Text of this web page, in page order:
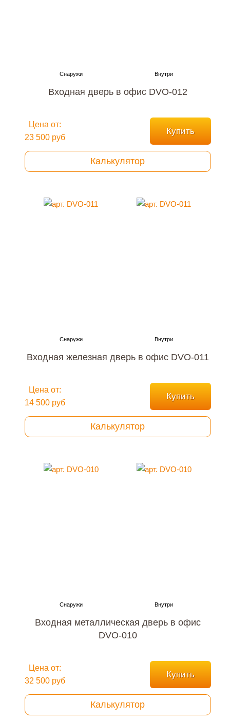
Входная дверь в офис DVO-012
Цена от:
23 500 руб
Купить
Калькулятор
Входная железная дверь в офис DVO-011
Цена от:
14 500 руб
Купить
Калькулятор
Входная металлическая дверь в офис
DVO-010
Цена от:
32 500 руб
Купить
Калькулятор